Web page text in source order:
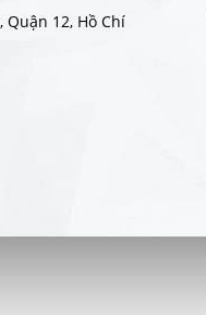
Quận 12, Hồ Chí